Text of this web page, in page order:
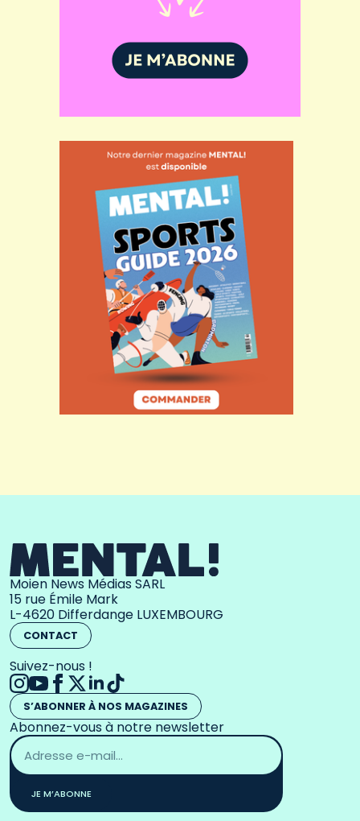
Moien News Médias SARL
15 rue Émile Mark
L-4620 Differdange LUXEMBOURG
CONTACT
Suivez-nous !
S’ABONNER À NOS MAGAZINES
Abonnez-vous à notre newsletter
Adresse
email
*
JE M’ABONNE